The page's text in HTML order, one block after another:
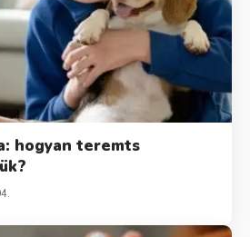
hogyan teremts